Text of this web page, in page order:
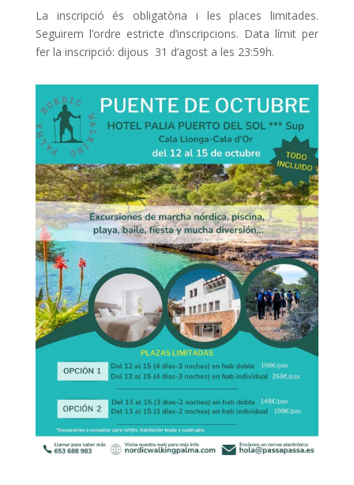
La inscripció és obligatòria i les places limitades.
Seguirem l’ordre estricte d’inscripcions. Data límit per
fer la inscripció: dijous 31 d’agost a les 23:59h.